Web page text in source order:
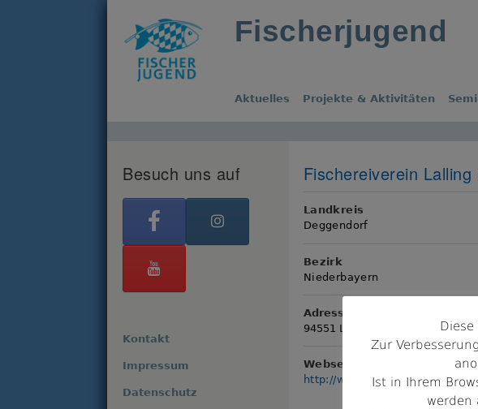
Fischerjugend
Aktuelles Projekte & Aktivitäten
Fischereiverein Lalling
Landkreis
Deggendorf
Bezirk
Niederbayern
Adresse
94551 Lalling
Webseite
http://www.fischereiverein-
Besuch uns auf
Kontakt
Impressum
Datenschutz
Zur
Ist in Ihrem
werden